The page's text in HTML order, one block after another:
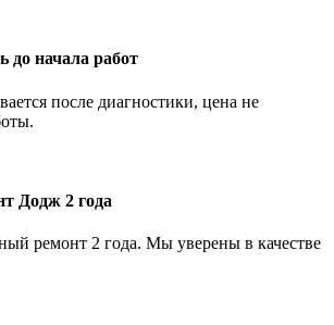
до начала работ
после диагностики, цена не
Додж 2 года
ремонт 2 года. Мы уверены в качестве